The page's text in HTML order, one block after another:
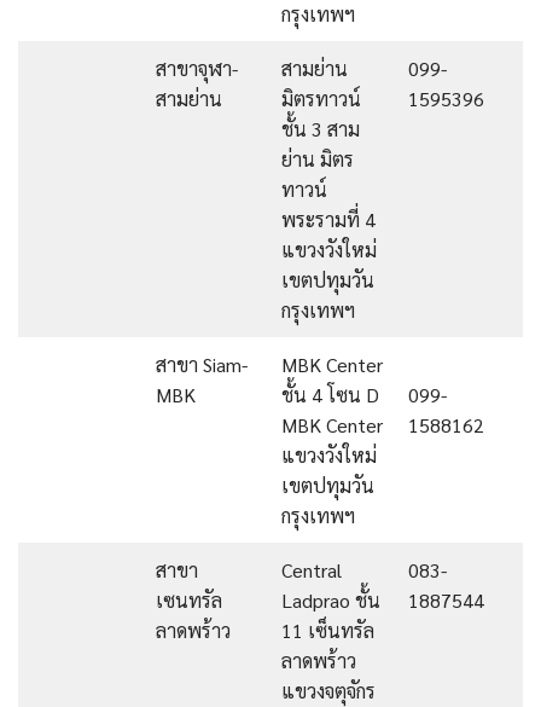
กรุงเทพฯ
สาขาจุฬา-
สามย่าน
สามย่าน
มิตรทาวน์
ชั้น 3 สาม
ย่าน มิตร
ทาวน์
พระรามที่ 4
แขวงวังใหม่
เขตปทุมวัน
กรุงเทพฯ
099-
1595396
สาขา Siam-
MBK
MBK Center
ชั้น 4 โซน D
MBK Center
แขวงวังใหม่
เขตปทุมวัน
กรุงเทพฯ
099-
1588162
สาขา
เซนทรัล
ลาดพร้าว
Central
Ladprao ชั้น
11 เซ็นทรัล
ลาดพร้าว
แขวงจตุจักร
083-
1887544